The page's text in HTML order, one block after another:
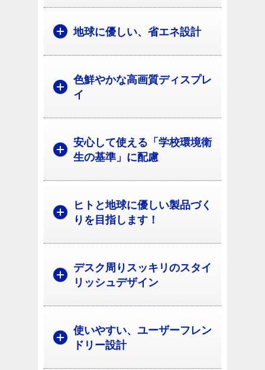
地球に優しい、省エネ設計
色鮮やかな高画質ディスプレ
イ
安心して使える「学校環境衛
生の基準」に配慮
ヒトと地球に優しい製品づく
りを目指します！
デスク周りスッキリのスタイ
リッシュデザイン
使いやすい、ユーザーフレン
ドリー設計